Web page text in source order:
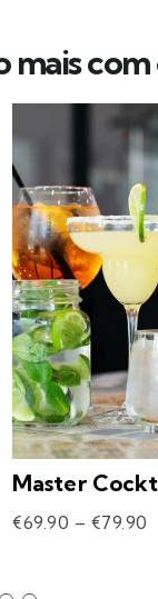
com
Master
€69.90 – €79.90